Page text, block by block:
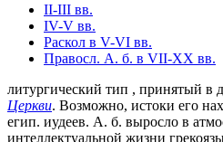
II-III вв.
IV-V вв.
Раскол в V-VI вв.
Правосл. А. б. в VII-XX вв.
литургический тип , принятый в
Церкви. Возможно, истоки его
егип. иудеев. А. б. выросло в
интеллектуальной жизни